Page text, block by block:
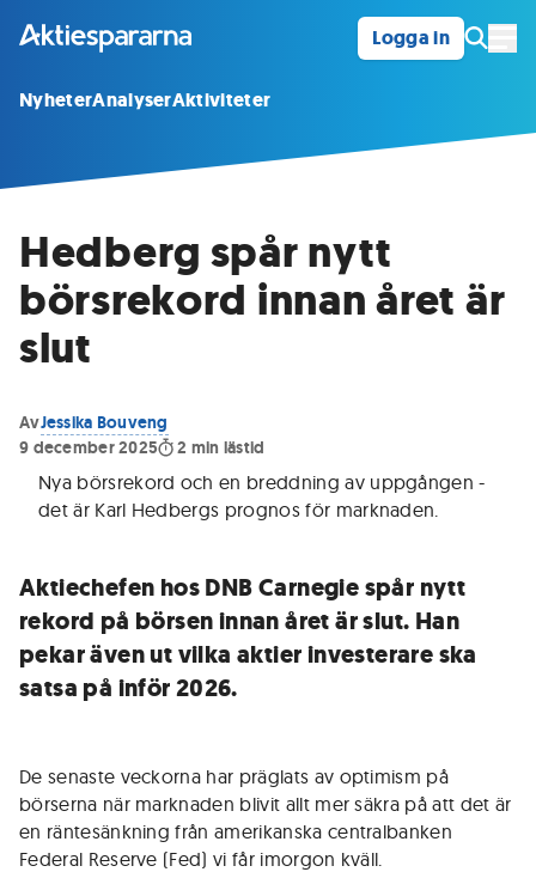
Logga in
NyheterAnalyserAktiviteter
Hedberg spår nytt
börsrekord innan året är
slut
AvJessika Bouveng
9 december 2025
2 min lästid
Nya börsrekord och en breddning av uppgången -
det är Karl Hedbergs prognos för marknaden.
Aktiechefen hos DNB Carnegie spår nytt
rekord på börsen innan året är slut. Han
pekar även ut vilka aktier investerare ska
satsa på inför 2026.
De senaste veckorna har präglats av optimism på
börserna när marknaden blivit allt mer säkra på att det är
en räntesänkning från amerikanska centralbanken
Federal Reserve (Fed) vi får imorgon kväll.